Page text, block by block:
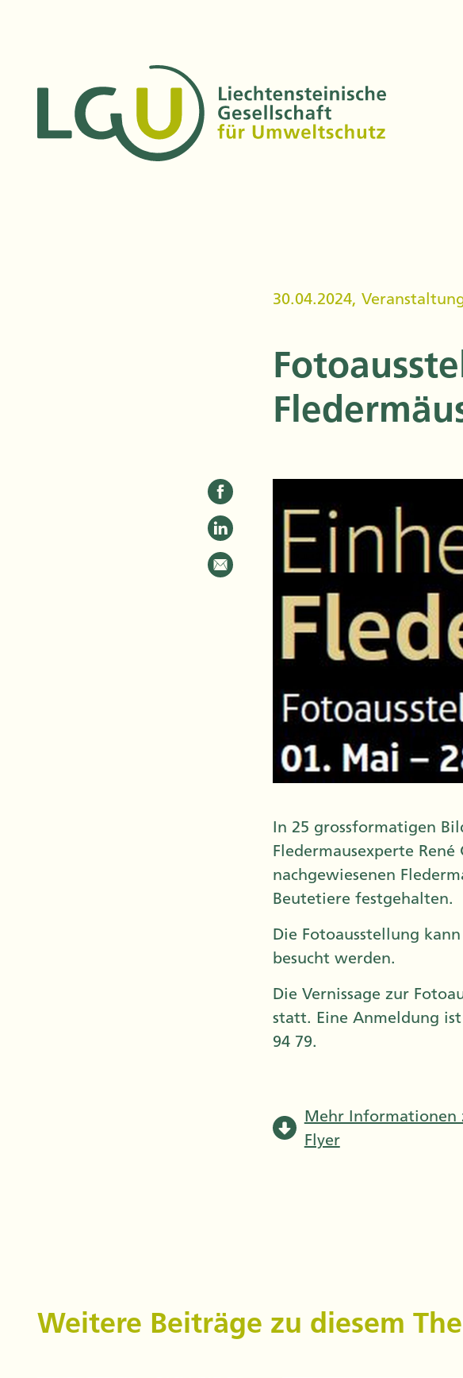
30.04.2024,
In 25 grossformatigen
Fledermausexperte
nachgewiesenen
Beutetiere festgehalten.
Die Fotoausstellung
besucht werden.
Die Vernissage zur
statt. Eine Anmeldung
94 79.
Mehr Informationen
Flyer
Weitere Beiträge zu diesem